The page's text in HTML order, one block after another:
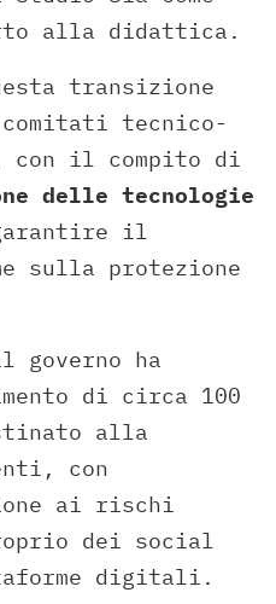
alla didattica.
transizione
tecnico-
il compito di
delle tecnologie
il
sulla protezione
governo ha
di circa 100
alla
con
ai rischi
dei social
digitali.